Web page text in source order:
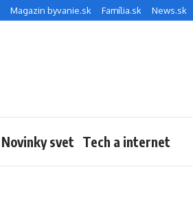
Magazin byvanie.sk Família.sk News.sk
Novinky svet Tech a internet